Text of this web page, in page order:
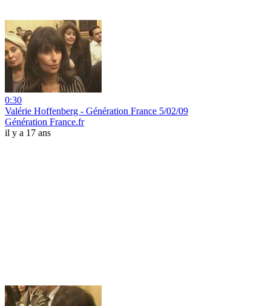
0:30
Valérie Hoffenberg - Génération France 5/02/09
Génération France.fr
il y a 17 ans